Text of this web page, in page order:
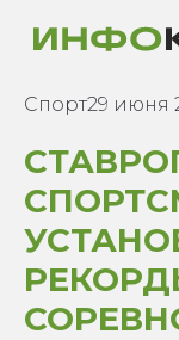
Спорт29 июня